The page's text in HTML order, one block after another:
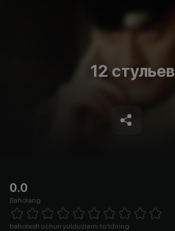
12 стульев
0.0
Baholang
1 Star 2 Stars 3 Stars 4 Stars5 Stars 6 Stars7 Stars8 Stars
baholash uchun yulduzlarni to'ldiring